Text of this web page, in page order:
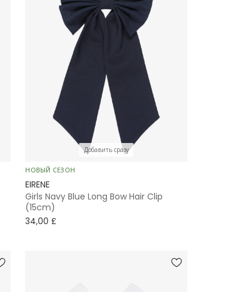
Добавить сразу
НОВЫЙ СЕЗОН
EIRENE
Girls Navy Blue Long Bow Hair Clip
(15cm)
34,00 £